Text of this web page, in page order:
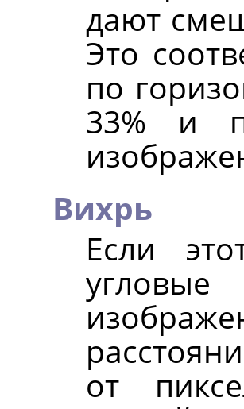
дают
Это
по
33% и
Вихрь
Если
от